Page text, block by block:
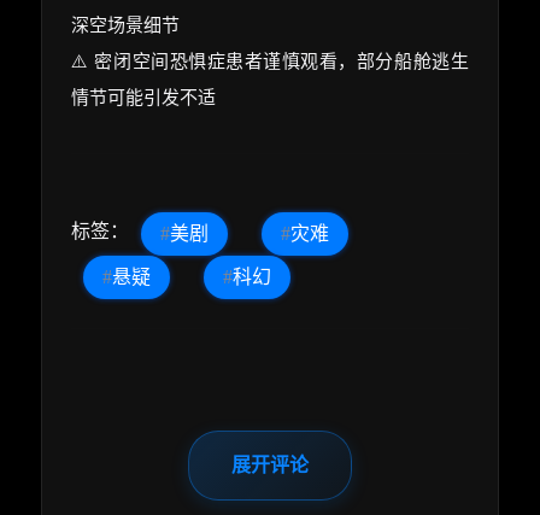
深空场景细节
⚠️ 密闭空间恐惧症患者谨慎观看，部分船舱逃生
情节可能引发不适
标签： #美剧 #灾难
#悬疑 #科幻
展开评论